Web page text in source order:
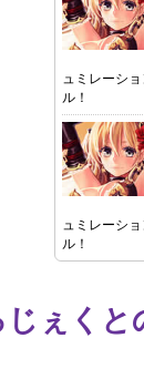
ュミレーシ
ル！
ュミレーシ
ル！
ぇく